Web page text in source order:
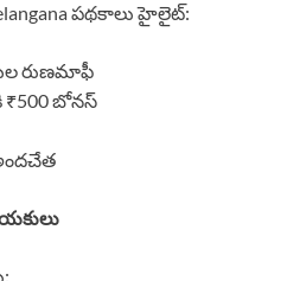
పథకాలు హైలైట్:
రుణమాఫీ
బోనస్